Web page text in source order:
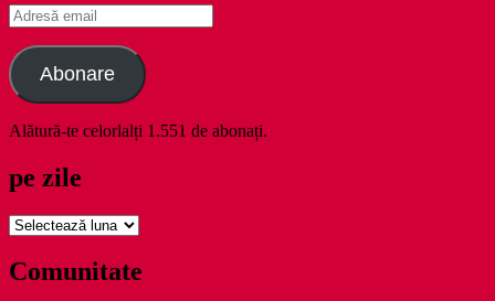
Adresă
email
Abonare
Alătură-te celorlalți 1.551 de abonați.
pe zile
pe
Comunitate